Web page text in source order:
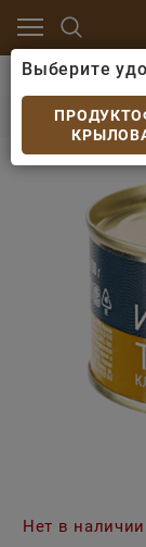
РМ
Нет в наличии
Выберите